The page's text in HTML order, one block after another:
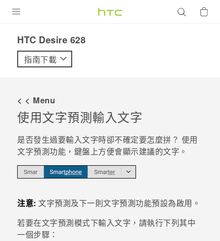
VIVE
配件
優惠專區
焦點訊息
銷售門市
支援服務
VIVELAND
HTC Desire 628‎
指南下載
< < Menu
使用文字預測輸入文字
是否發生過要輸入文字時卻不確定要怎麼拼？ 使用
文字預測功能，鍵盤上方便會顯示建議的文字。
注意: 文字預測及下一則文字預測功能預設為啟用。
若要在文字預測模式下輸入文字，請執行下列其中
一個步驟：